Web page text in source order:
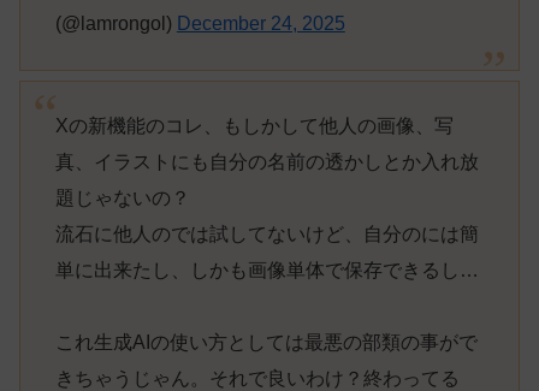
(@lamrongol) December 24, 2025
Xの新機能のコレ、もしかして他人の画像、写
真、イラストにも自分の名前の透かしとか入れ放
題じゃないの？
流石に他人のでは試してないけど、自分のには簡
単に出来たし、しかも画像単体で保存できるし…
これ生成AIの使い方としては最悪の部類の事がで
きちゃうじゃん。それで良いわけ？終わってる